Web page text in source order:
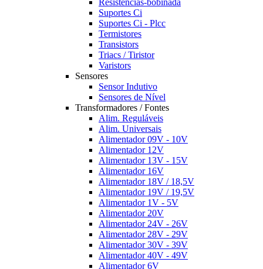
Resistências-bobinada
Suportes Ci
Suportes Ci - Plcc
Termistores
Transistors
Triacs / Tiristor
Varistors
Sensores
Sensor Indutivo
Sensores de Nível
Transformadores / Fontes
Alim. Reguláveis
Alim. Universais
Alimentador 09V - 10V
Alimentador 12V
Alimentador 13V - 15V
Alimentador 16V
Alimentador 18V / 18,5V
Alimentador 19V / 19,5V
Alimentador 1V - 5V
Alimentador 20V
Alimentador 24V - 26V
Alimentador 28V - 29V
Alimentador 30V - 39V
Alimentador 40V - 49V
Alimentador 6V